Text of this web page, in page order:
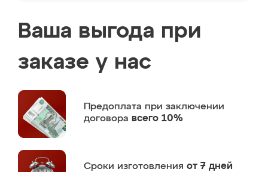
Ваша выгода при
заказе у нас
Предоплата при заключении
договора всего 10%
Сроки изготовления от 7 дней